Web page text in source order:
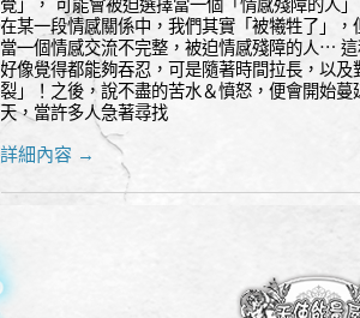
覺」， 可能會被迫選擇當一個「情感殘障的人
在某一段情感關係中，我們其實「被犧牲了」
當一個情感交流不完整，被迫情感殘障的人⋯
好像覺得都能夠吞忍，可是隨著時間拉長，以
裂」！之後，說不盡的苦水＆憤怒，便會開始
天，當許多人急著尋找
詳細內容 →